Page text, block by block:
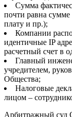
Сумма
почти равна
плату и пр.);
Компании
идентичные IP
расчетный счет в
Главный
учредителем,
Общества;
Налоговые
лицом –
Арбитражный суд